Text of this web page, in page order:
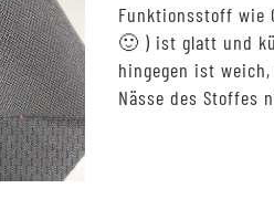
Funktionsstoff wie
🙂 ) ist glatt und
hingegen ist
Nässe des Stoffes